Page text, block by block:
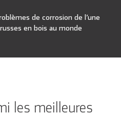
de corrosion de l’une
en bois au monde
les meilleures